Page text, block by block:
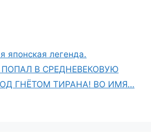
японская легенда.
В СРЕДНЕВЕКОВУЮ
ГНЁТОМ ТИРАНА! ВО ИМЯ…